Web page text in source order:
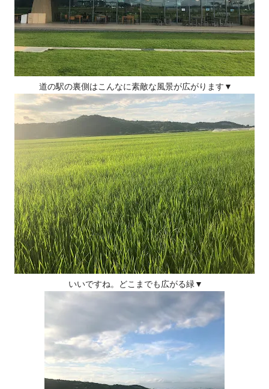
道の駅の裏側はこんなに素敵な風景が広がります▼
いいですね。どこまでも広がる緑▼